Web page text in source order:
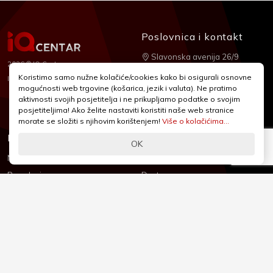
2026 © IQ Centar
Izrada:Nubilus
Informacije
Novosti & Promocije
Brandovi
Podrška
Dostava
Poslovnica i kontakt
Slavonska avenija 26/9
+385 1 2455 950
webshop@iqcentar.hr
Pon - Pet od 9 - 17h
Koristimo samo nužne kolačiće/cookies kako bi osigurali osnovne
mogućnosti web trgovine (košarica, jezik i valuta). Ne pratimo
aktivnosti svojih posjetitelja i ne prikupljamo podatke o svojim
posjetiteljima! Ako želite nastaviti koristiti naše web stranice
morate se složiti s njihovim korištenjem! Više o kolačićima...
OK